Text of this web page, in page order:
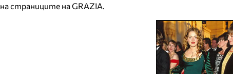
на страниците на GRAZIA.